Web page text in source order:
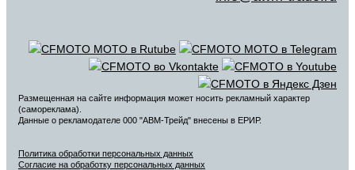
Размещенная на сайте информация может носить рекламный характер
(самореклама).
Данные о рекламодателе 000 "АВМ-Трейд" внесены в ЕРИР.
Политика обработки персональных данных
Согласие на обработку персональных данных